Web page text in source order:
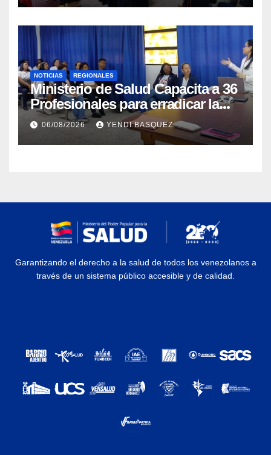
NOTICIAS REGIONALES
Ministerio de Salud Capacita a 36
Profesionales para erradicar la
Tuberculosis en Yaracuy
06/08/2026 YENDI BASQUEZ
Garantizando el derecho a la salud de todos los venezolanos a
través de un sistema público accesible y de calidad.